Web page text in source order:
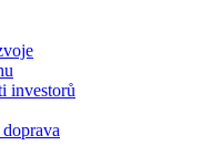
investorů